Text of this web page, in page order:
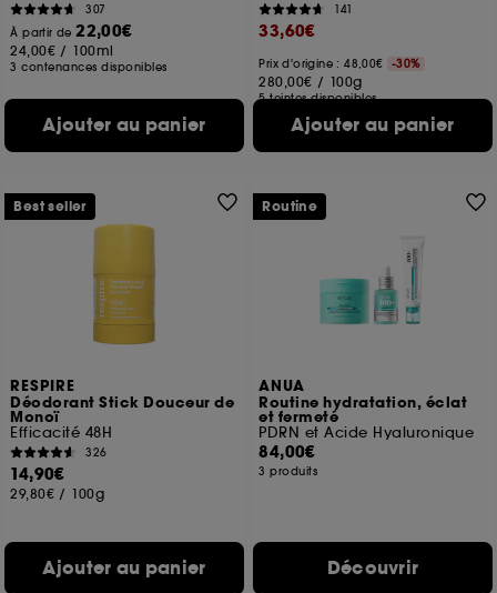
307
À partir de22,00€
24,00€ / 100ml
3 contenances disponibles
Ajouter au panier
141
33,60€
Prix d'origine : 48,00€ -30%
280,00€ / 100g
5 teintes disponibles
Ajouter au panier
RESPIRE
Déodorant Stick Douceur de
Monoï
Efficacité 48H
326
14,90€
29,80€ / 100g
Ajouter au panier
Best seller
ANUA
Routine hydratation, éclat
et fermeté
PDRN et Acide Hyaluronique
84,00€
3 produits
Découvrir
Routine